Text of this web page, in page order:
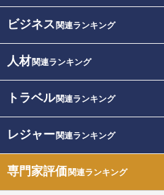
ビジネス 関連ランキング
人材関連ランキング
トラベル関連ランキング
レジャー関連ランキング
専門家評価関連ランキング